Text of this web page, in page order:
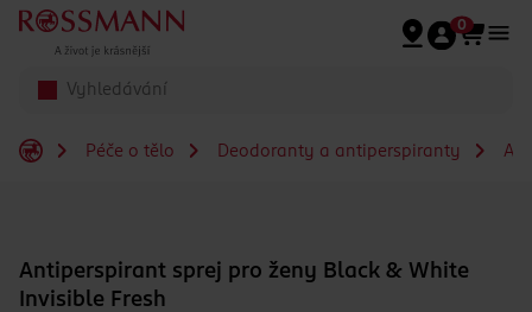
Přeskočit na hlavmní obsah
0
Péče o tělo Deodoranty a antiperspiranty
Antiperspirant sprej pro ženy Black & White
Invisible Fresh